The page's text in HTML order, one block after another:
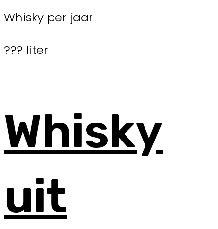
Whisky per jaar
??? liter
Whisky
uit